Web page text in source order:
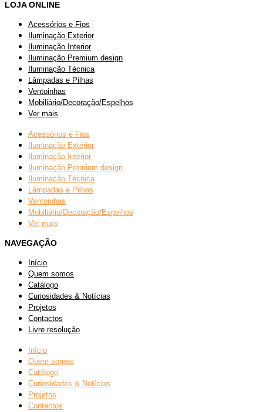
LOJA ONLINE
Acessórios e Fios
Iluminação Exterior
Iluminação Interior
Iluminação Premium design
Iluminação Técnica
Lâmpadas e Pilhas
Ventoinhas
Mobiliário/Decoração/Espelhos
Ver mais
Acessórios e Fios
Iluminação Exterior
Iluminação Interior
Iluminação Premium design
Iluminação Técnica
Lâmpadas e Pilhas
Ventoinhas
Mobiliário/Decoração/Espelhos
Ver mais
NAVEGAÇÃO
Início
Quem somos
Catálogo
Curiosidades & Notícias
Projetos
Contactos
Livre resolução
Início
Quem somos
Catálogo
Curiosidades & Notícias
Projetos
Contactos